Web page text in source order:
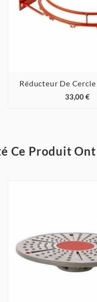
Réducteur De
33,00 €
Ce Produit